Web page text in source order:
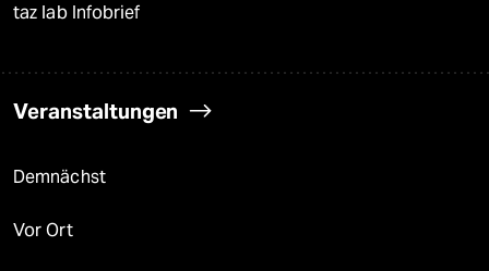
taz lab Infobrief
Veranstaltungen
Demnächst
Vor Ort